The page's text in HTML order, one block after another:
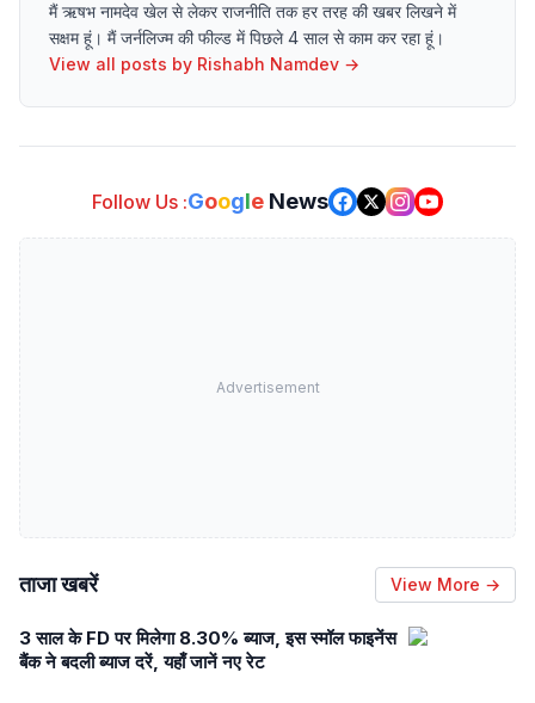
मैं ऋषभ नामदेव खेल से लेकर राजनीति तक हर तरह की खबर लिखने में
सक्षम हूं। मैं जर्नलिज्म की फील्ड में पिछले 4 साल से काम कर रहा हूं।
View all posts by Rishabh Namdev →
Follow Us :Google News
Advertisement
ताजा खबरें View More →
3 साल के FD पर मिलेगा 8.30% ब्याज, इस स्मॉल फाइनेंस
बैंक ने बदली ब्याज दरें, यहाँ जानें नए रेट